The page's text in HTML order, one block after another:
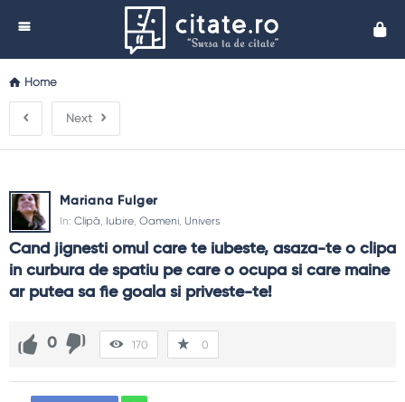
Home
Next
Mariana Fulger
In: Clipă, Iubire, Oameni, Univers
Cand jignesti omul care te iubeste, asaza-te o clipa
in curbura de spatiu pe care o ocupa si care maine
ar putea sa fie goala si priveste-te!
0 170 0